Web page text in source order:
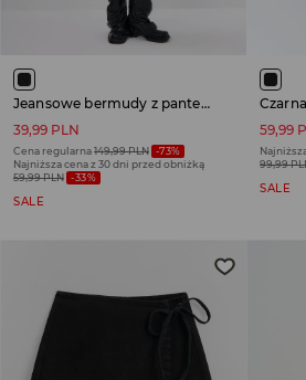
Jeansowe bermudy z panterkowym motywem tribal czarne
39,99 PLN
Cena regularna149,99 PLN -73%
Najniższa cena z 30 dni przed obniżką
59,99 PLN -33%
SALE
59,99
99,99
SALE